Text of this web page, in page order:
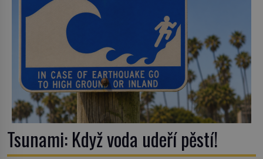
Tsunami: Když voda udeří pěstí!